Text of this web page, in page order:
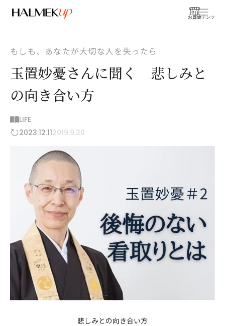
お買物
コンテンツ
もしも、あなたが大切な人を失ったら
玉置妙憂さんに聞く 悲しみと
の向き合い方
LIFE
2023.12.112019.9.30
悲しみとの向き合い方